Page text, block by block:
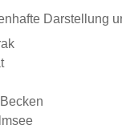
Darstellung